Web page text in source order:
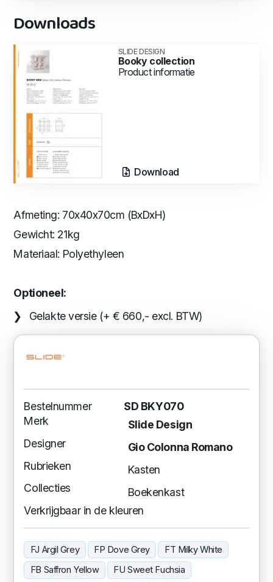
Downloads
SLIDE DESIGN
Booky collection
Product informatie
Download
Afmeting: 70x40x70cm (BxDxH)
Gewicht: 21kg
Materiaal: Polyethyleen
Optioneel:
Gelakte versie (+ € 660,- excl. BTW)
Bestelnummer
SD BKY070
Merk
Slide Design
Designer
Gio Colonna Romano
Rubrieken
Kasten
Collecties
Boekenkast
Verkrijgbaar in de kleuren
FJ Argil Grey FP Dove Grey
FT Milky White
FB Saffron Yellow
FU Sweet Fuchsia